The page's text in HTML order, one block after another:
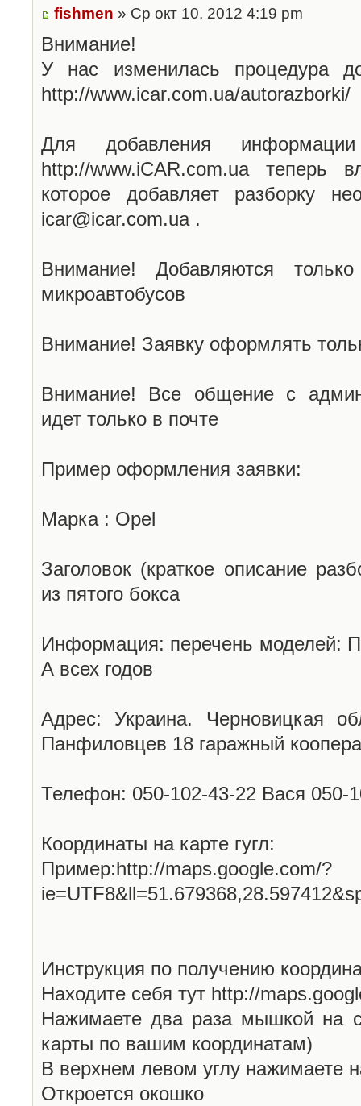
fishmen » Ср окт 10, 2012 4:19 pm
Внимание!
У нас изменилась процедура
http://www.icar.com.ua/autorazborki/
Для добавления
http://www.iCAR.com.ua теперь
которое добавляет разборку
icar@icar.com.ua .
Внимание! Добавляются
микроавтобусов
Внимание! Заявку оформлять
Внимание! Все общение с
идет только в почте
Пример оформления заявки:
Марка : Opel
Заголовок (краткое описание
из пятого бокса
Информация: перечень моделей:
А всех годов
Адрес: Украина. Черновицкая
Панфиловцев 18 гаражный
Телефон: 050-102-43-22 Вася 050-
Координаты на карте гугл:
Пример:http://maps.google.com/?
Инструкция по получению
Находите себя тут http://
Нажимаете два раза мышкой на
карты по вашим координатам)
В верхнем левом углу нажимаете
Откроется окошко